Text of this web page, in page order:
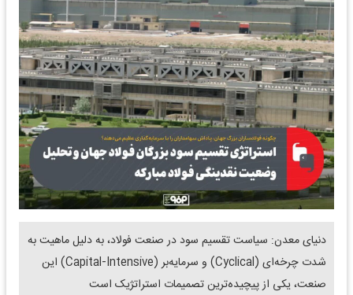
دنیای معدن: سیاست تقسیم سود در صنعت فولاد، به دلیل ماهیت به
شدت چرخه‌ای (Cyclical) و سرمایه‌بر (Capital-Intensive) این
صنعت، یکی از پیچیده‌ترین تصمیمات استراتژیک است